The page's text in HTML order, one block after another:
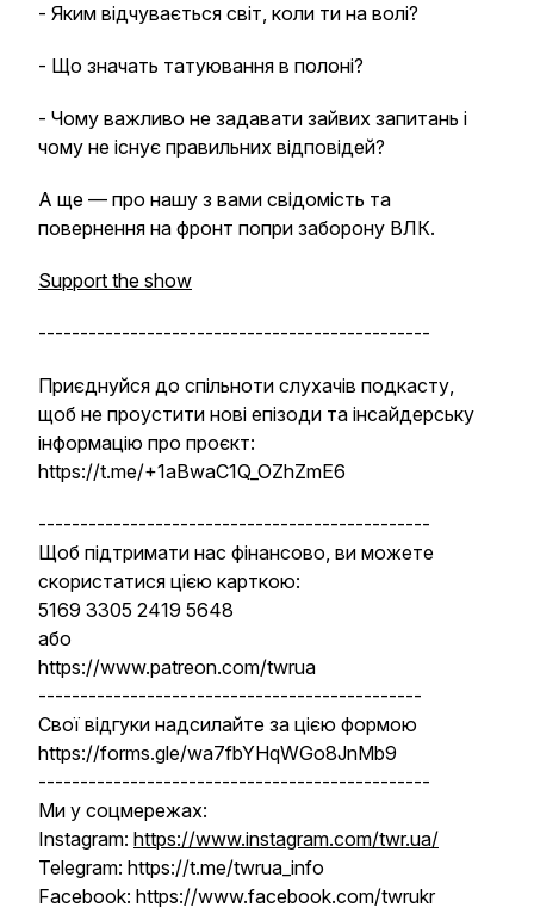
- Яким відчувається світ, коли ти на волі?
- Що значать татуювання в полоні?
- Чому важливо не задавати зайвих запитань і
чому не існує правильних відповідей?
А ще — про нашу з вами свідомість та
повернення на фронт попри заборону ВЛК.
Support the show
-----------------------------------------------
Приєднуйся до спільноти слухачів подкасту,
щоб не проустити нові епізоди та інсайдерську
інформацію про проєкт:
https://t.me/+1aBwaC1Q_OZhZmE6
-----------------------------------------------
Щоб підтримати нас фінансово, ви можете
скористатися цією карткою:
5169 3305 2419 5648
або
https://www.patreon.com/twrua
----------------------------------------------
Свої відгуки надсилайте за цією формою
https://forms.gle/wa7fbYHqWGo8JnMb9
-----------------------------------------------
Ми у соцмережах:
Instagram: https://www.instagram.com/twr.ua/
Telegram: https://t.me/twrua_info
Facebook: https://www.facebook.com/twrukr